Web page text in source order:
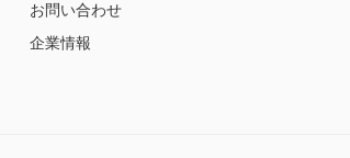
お問い合わせ
企業情報